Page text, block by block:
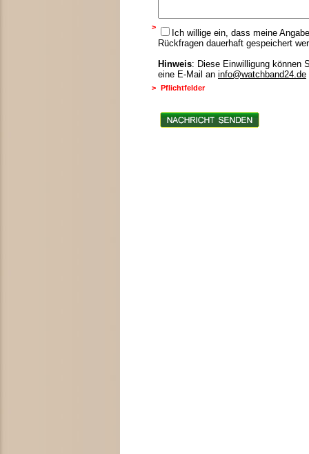
>
Ich willige ein, dass meine
Rückfragen dauerhaft gespeichert
Hinweis: Diese Einwilligung können
eine E-Mail an info@watchband24.de
> Pflichtfelder